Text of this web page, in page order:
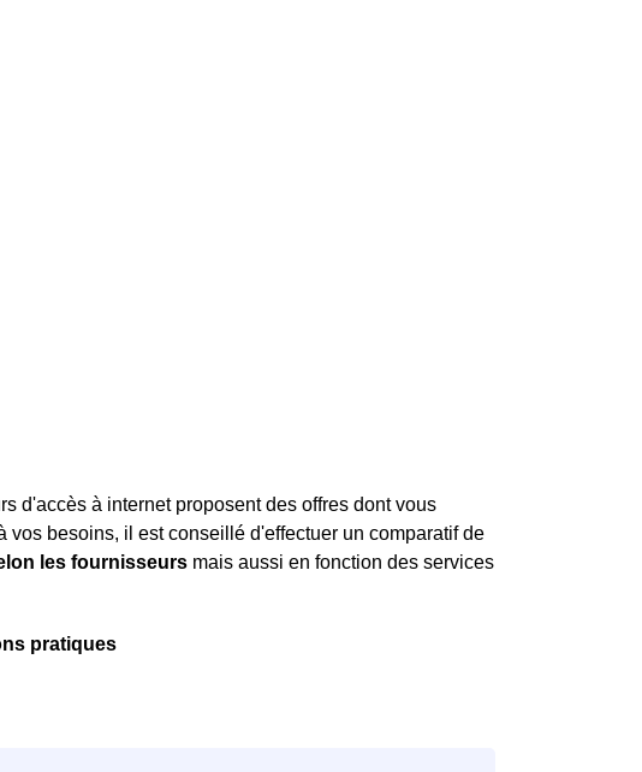
d'accès à internet proposent des offres dont vous
besoins, il est conseillé d'effectuer un comparatif de
les fournisseurs mais aussi en fonction des services
pratiques